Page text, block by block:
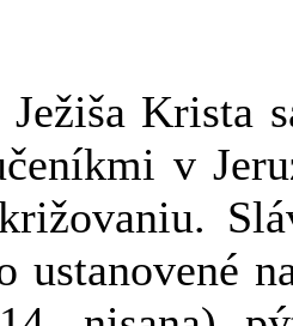
Ježiša Krista
v
ustanovené